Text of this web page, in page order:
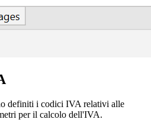
definiti i codici IVA relativi alle
per il calcolo dell'IVA.